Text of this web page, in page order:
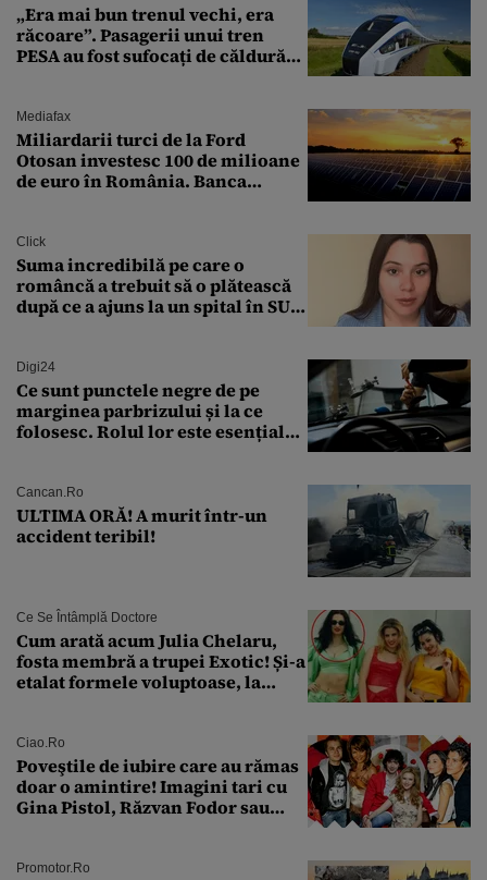
„Era mai bun trenul vechi, era
răcoare”. Pasagerii unui tren
PESA au fost sufocați de căldură
Mediafax
Miliardarii turci de la Ford
Otosan investesc 100 de milioane
de euro în România. Banca
Click
Suma incredibilă pe care o
româncă a trebuit să o plătească
după ce a ajuns la un spital în SUA:
Digi24
Ce sunt punctele negre de pe
marginea parbrizului și la ce
folosesc. Rolul lor este esențial
Cancan.ro
ULTIMA ORĂ! A murit într-un
accident teribil!
Ce Se Întâmplă Doctore
Cum arată acum Julia Chelaru,
fosta membră a trupei Exotic! Și-a
etalat formele voluptoase, la
Ciao.ro
Poveştile de iubire care au rămas
doar o amintire! Imagini tari cu
Gina Pistol, Răzvan Fodor sau
Promotor.ro